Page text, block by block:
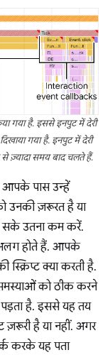
गया है. इससे इनपुट में देरी
गया है. इनपुट में देरी
ज़्यादा समय बाद चलते हैं.
आपके पास उन्हें
उनकी ज़रूरत है या
सके उतना कम करें.
अलग होते हैं. आपके
स्क्रिप्ट क्या करती है.
को ठीक करने
है. इससे यह तय
ज़रूरी है या नहीं. अगर
करके यह पता